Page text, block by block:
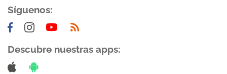
Síguenos:
Descubre nuestras apps: